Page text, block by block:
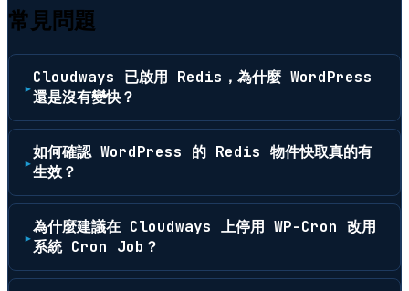
常見問題
Cloudways 已啟用 Redis，為什麼 WordPress
還是沒有變快？
如何確認 WordPress 的 Redis 物件快取真的有
生效？
為什麼建議在 Cloudways 上停用 WP-Cron 改用
系統 Cron Job？